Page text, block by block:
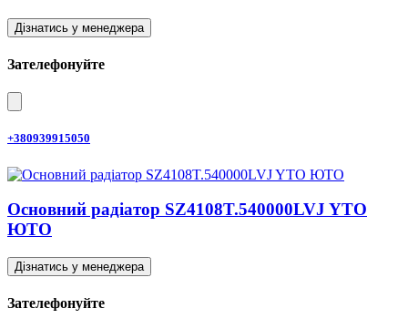
Дізнатись у менеджера
Зателефонуйте
+380939915050
Основний радіатор SZ4108T.540000LVJ YTO
ЮТО
Дізнатись у менеджера
Зателефонуйте